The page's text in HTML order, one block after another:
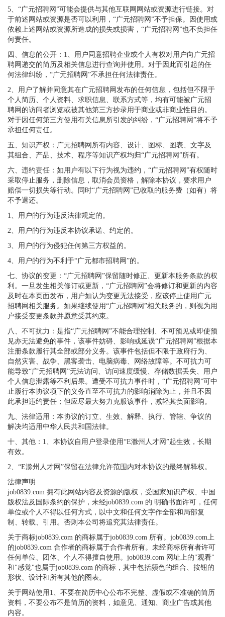
5、“广元招聘网”可能会提供与其他互联网网站或资源进行链接。对
于前述网站或资源是否可以利用，“广元招聘网”不予担保。因使用或
依赖上述网站或资源所造成的损失或损害，“广元招聘网”也不负担任
何责任。
四、信息的公开：1、用户同意招聘企业或个人有权对用户向广元招
聘网递交的简历及相关信息进行查询并使用。对于因此而引起的任
何法律纠纷，“广元招聘网”不承担任何法律责任。
2、用户了解并同意其在广元招聘网发布的任何信息，包括但不限于
个人简历、个人资料、求职信息、联系方式等，均有可能被广元招
聘网的访问者浏览或被其他第三方抄录用于商业或非商业性目的。
对于因任何第三方使用有关信息所引发的纠纷，“广元招聘网”将不予
承担任何责任。
五、知识产权：广元招聘网所有内容、设计、图标、图表、文字及
其组合、产品、技术、程序等知识产权均归“广元招聘网”所有。
六、违约责任：如用户有以下行为视为违约，“广元招聘网”有权随时
采取停止服务，删除信息，取消会员资格，解除本协议，要求用户
赔偿一切损失等行动。同时“广元招聘网”已收取的服务费（如有）将
不予退还。
1、用户的行为违反法律规定的。
2、用户的行为违反本协议承诺、约定的。
3、用户的行为侵犯任何第三方权益的。
4、用户的行为不利于“广元都市招聘网”的。
七、协议的变更：“广元招聘网”保留随时修正、更新本服务条款的权
利。一旦发生相关修订或更新，“广元招聘网”会将修订和更新的内容
及时在本页面发布，用户如认为变更无法接受，应该停止使用广元
招聘网相关服务。如果继续使用“广元招聘网”相关服务的，则视为用
户接受变更条款并愿意受其约束。
八、不可抗力：是指“广元招聘网”不能合理控制、不可预见或即使预
见亦无法避免的事件，该事件妨碍、影响或延误“广元招聘网”根据本
注册条款履行其全部或部分义务。该事件包括但不限于政府行为、
自然灾害、战争、黑客袭击、电脑病毒、网络故障等。不可抗力可
能导致“广元招聘网”无法访问、访问速度缓慢、存储数据丢失、用户
个人信息泄露等不利后果。遭受不可抗力事件时，“广元招聘网”可中
止履行本协议项下的义务直至不可抗力的影响消除为止，并且不因
此承担违约责任；但应尽最大努力克服该事件，减轻其负面影响。
九、法律适用：本协议的订立、生效、解释、执行、管辖、争议的
解决均适用中华人民共和国法律。
十、其他：1、本协议自用户登录使用“E滁州人才网”起生效，长期
有效。
2、“E滁州人才网”保留在法律允许范围内对本协议的最终解释权。
法律声明
job0839.com 拥有此网站内容及资源的版权，受国家知识产权、中国
版权法及国际条约的保护，未经job0839.com 的 明确书面许可，任何
单位或个人不得以任何方式，以中文和任何文字作全部和局部复
制、转载、引用。否则本公司将追究其法律责任。
关于商标job0839.com 的商标属于job0839.com 所有。job0839.com上
的job0839.com 合作者的商标属于合作者所有。未经商标所有者许可
任何单位、团体、个人不得擅自使用。job0839.com 网址上的"观看"
和"感觉"也属于job0839.com 的商标，其中包括颜色的组合、按钮的
形状、设计和所有其他的图表。
关于网站使用1、不要在简历中心公布不完整、虚假或不准确的简历
资料，不要公布不是简历的资料，如意见、通知、商业广告或其他
内容。